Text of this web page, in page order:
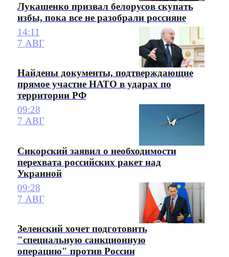
Лукашенко призвал белорусов скупать
избы, пока все не разобрали россияне
14:11
7 АВГ
Найдены документы, подтверждающие
прямое участие НАТО в ударах по
территории РФ
09:28
7 АВГ
Сикорский заявил о необходимости
перехвата российских ракет над
Украиной
09:28
7 АВГ
Зеленский хочет подготовить
"специальную санкционную
операцию" против России